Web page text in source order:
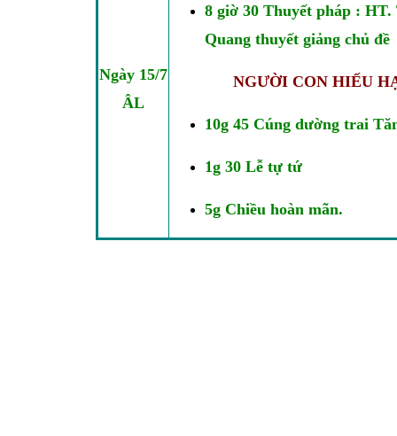
Ngày 15/7
ÂL
8 giờ 30 Thuyết pháp :
Quang thuyết giảng chủ đề
NGƯỜI CON HIẾU
10g 45 Cúng dường trai
1g 30 Lễ tự tứ
5g Chiều hoàn mãn.